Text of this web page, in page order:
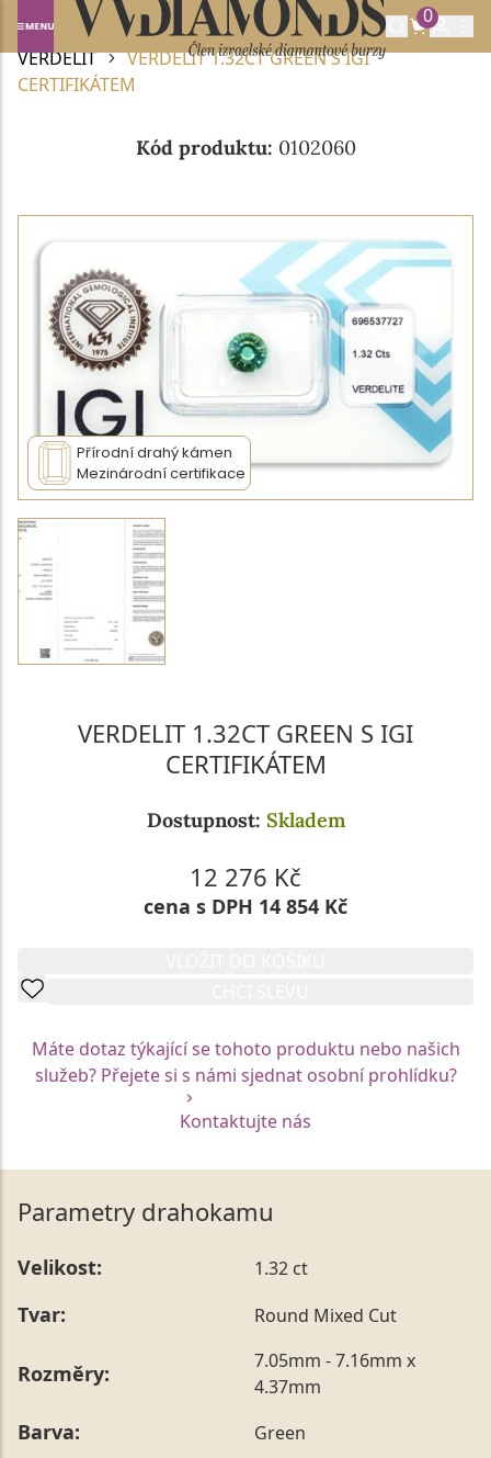
0
Domů
DRAHOKAMY A POLODRAHOKAMY
VERDELIT
VERDELIT 1.32CT GREEN S IGI
CERTIFIKÁTEM
Kód produktu: 0102060
Přírodní drahý kámen
Mezinárodní certifikace
VERDELIT 1.32CT GREEN S IGI
CERTIFIKÁTEM
Dostupnost: Skladem
12 276 Kč
cena s DPH 14 854 Kč
Máte dotaz týkající se tohoto produktu nebo našich
služeb? Přejete si s námi sjednat osobní prohlídku?
Kontaktujte nás
Parametry drahokamu
Velikost: 1.32 ct
Tvar: Round Mixed Cut
Rozměry:
7.05mm - 7.16mm x
4.37mm
Barva: Green